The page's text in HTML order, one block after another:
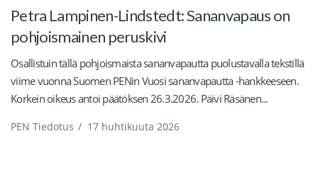
Petra Lampinen-Lindstedt: Sananvapaus on
pohjoismainen peruskivi
Osallistuin tällä pohjoismaista sananvapautta puolustavalla tekstillä
viime vuonna Suomen PENin Vuosi sananvapautta -hankkeeseen.
Korkein oikeus antoi päätöksen 26.3.2026. Päivi Räsänen...
PEN Tiedotus / 17 huhtikuuta 2026